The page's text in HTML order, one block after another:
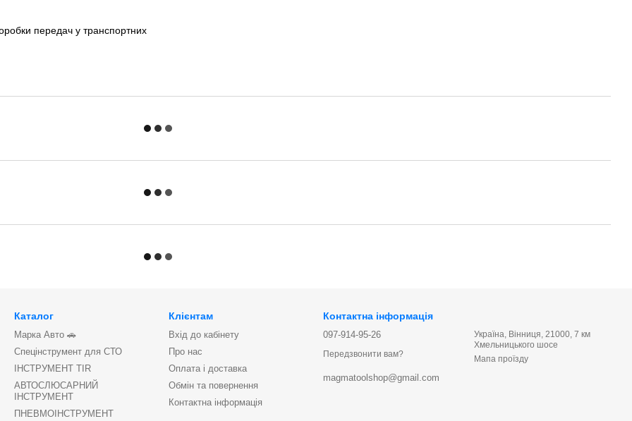
передач у транспортних
Каталог
Марка Авто 🚗
Спецінструмент для СТО
ІНСТРУМЕНТ TIR
АВТОСЛЮСАРНИЙ
ІНСТРУМЕНТ
ПНЕВМОІНСТРУМЕНТ
Клієнтам
Вхід до кабінету
Про нас
Оплата і доставка
Обмін та повернення
Контактна інформація
Контактна інформація
097-914-95-26
Передзвонити вам?
magmatoolshop@gmail.com
Україна, Вінниця, 21000, 7 км
Хмельницького шосе
Мапа проїзду